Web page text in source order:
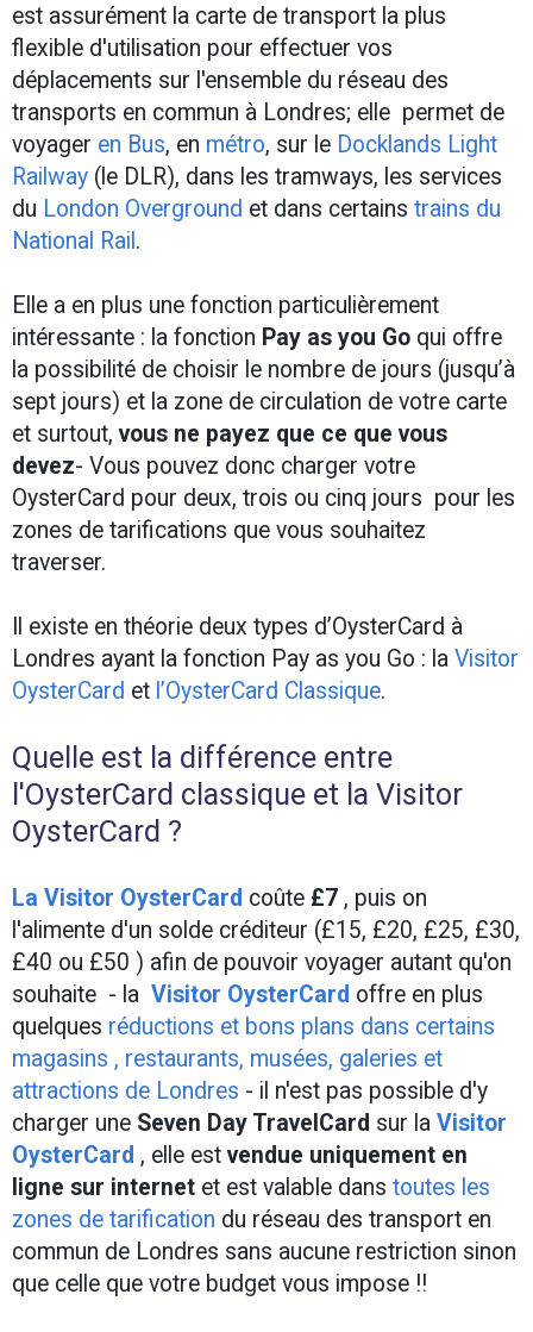
est assurément la carte de transport la plus
flexible d'utilisation pour effectuer vos
déplacements sur l'ensemble du réseau des
transports en commun à Londres; elle permet de
voyager en Bus, en métro, sur le Docklands Light
Railway (le DLR), dans les tramways, les services
du London Overground et dans certains trains du
National Rail .
Elle a en plus une fonction particulièrement
intéressante : la fonction Pay as you Go qui offre
la possibilité de choisir le nombre de jours (jusqu’à
sept jours) et la zone de circulation de votre carte
et surtout,vous ne payez que ce que vous
devez- Vous pouvez donc charger votre
OysterCard pour deux, trois ou cinq jours pour les
zones de tarifications que vous souhaitez
traverser.
Il existe en théorie deux types d’OysterCard à
Londres ayant la fonction Pay as you Go : la Visitor
OysterCard et l’OysterCard Classique.
Quelle est la différence entre
l'OysterCard classique et la Visitor
OysterCard ?
La Visitor OysterCard coûte £7 , puis on
l'alimente d'un solde créditeur (£15, £20, £25, £30,
£40 ou £50 ) afin de pouvoir voyager autant qu'on
souhaite - la Visitor OysterCard offre en plus
quelques réductions et bons plans dans certains
magasins , restaurants, musées, galeries et
attractions de Londres - il n'est pas possible d'y
charger une Seven Day TravelCard sur la Visitor
OysterCard , elle estvendue uniquement en
ligne sur internet et est valable dans toutes les
zones de tarification du réseau des transport en
commun de Londres sans aucune restriction sinon
que celle que votre budget vous impose !!